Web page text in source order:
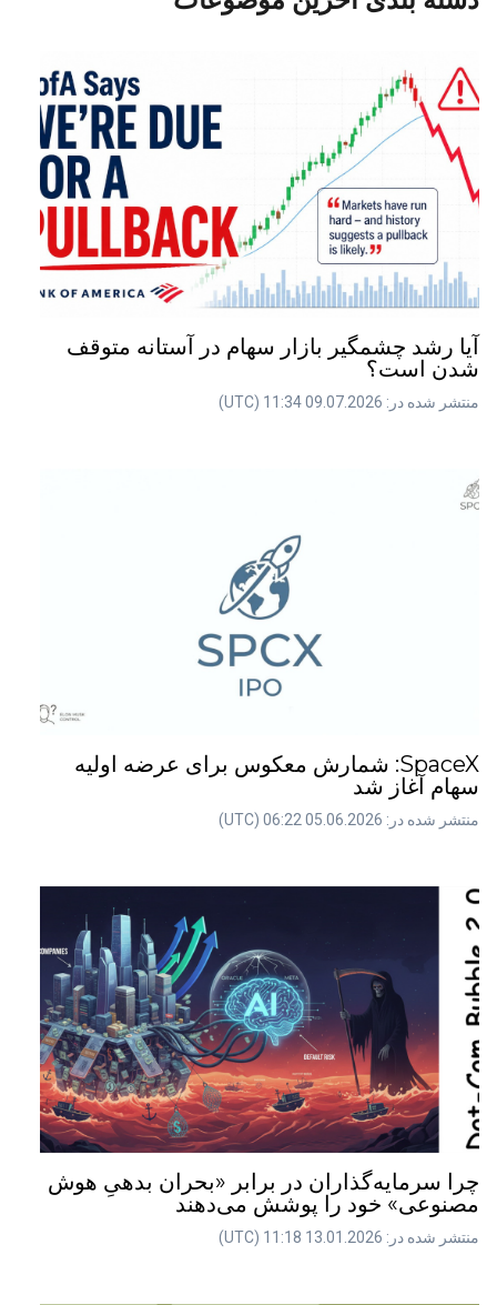
آیا رشد چشمگیر بازار سهام در آستانه متوقف
شدن است؟
منتشر شده در: 09.07.2026 11:34 (UTC)
SpaceX: شمارش معکوس برای عرضه اولیه
سهام آغاز شد
منتشر شده در: 05.06.2026 06:22 (UTC)
چرا سرمایه‌گذاران در برابر «بحران بدهیِ هوش
مصنوعی» خود را پوشش می‌دهند
منتشر شده در: 13.01.2026 11:18 (UTC)
لغو ایجاد لینک